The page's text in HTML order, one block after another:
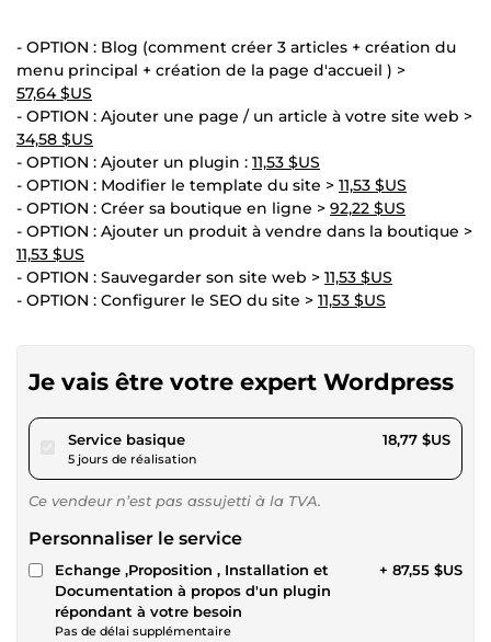
- OPTION : Blog (comment créer 3 articles + création du
menu principal + création de la page d'accueil ) >
57,64 $US
- OPTION : Ajouter une page / un article à votre site web >
34,58 $US
- OPTION : Ajouter un plugin : 11,53 $US
- OPTION : Modifier le template du site > 11,53 $US
- OPTION : Créer sa boutique en ligne > 92,22 $US
- OPTION : Ajouter un produit à vendre dans la boutique >
11,53 $US
- OPTION : Sauvegarder son site web > 11,53 $US
- OPTION : Configurer le SEO du site > 11,53 $US
Je vais être votre expert Wordpress
Service basiquepour 17,29 $US
5 jours de réalisation
18,77 $US
Ce vendeur n’est pas assujetti à la TVA.
Personnaliser le service
Echange ,Proposition , Installation et
Documentation à propos d'un plugin
répondant à votre besoin
Pas de délai supplémentaire
+ 87,55 $US